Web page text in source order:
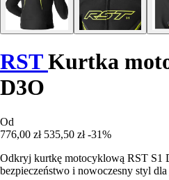
RSTKurtka
D3O
Od
776,00 zł 535,50 zł -31%
Odkryj kurtkę motocyklową RST S1
bezpieczeństwo i nowoczesny styl